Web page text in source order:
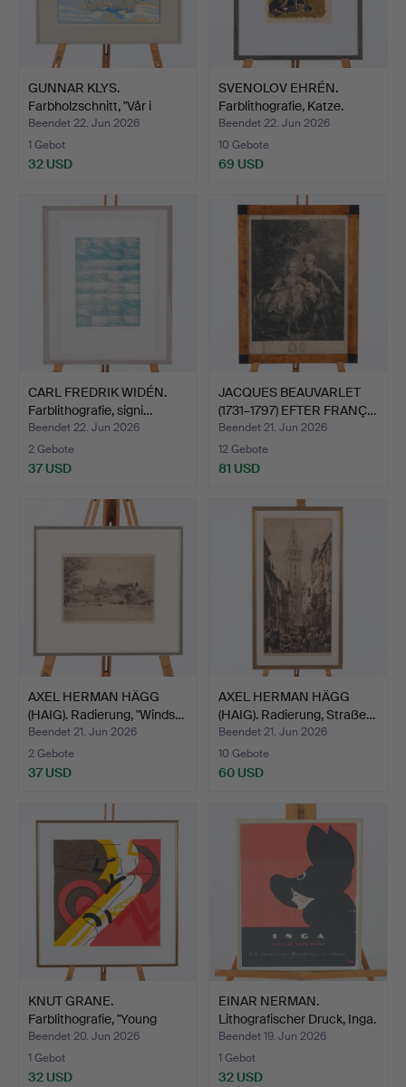
GUNNAR KLYS.
Farbholzschnitt, "Vår i
Marnä…
Beendet 22. Jun 2026
1 Gebot
32 USD
SVENOLOV EHRÉN.
Farblithografie, Katze.
Beendet 22. Jun 2026
10 Gebote
69 USD
CARL FREDRIK WIDÉN.
Farblithografie, signi…
Beendet 22. Jun 2026
2 Gebote
37 USD
JACQUES BEAUVARLET
(1731–1797) EFTER FRANÇ…
Beendet 21. Jun 2026
12 Gebote
81 USD
AXEL HERMAN HÄGG
(HAIG). Radierung, "Winds…
Beendet 21. Jun 2026
2 Gebote
37 USD
AXEL HERMAN HÄGG
(HAIG). Radierung, Straße…
Beendet 21. Jun 2026
10 Gebote
60 USD
KNUT GRANE.
Farblithografie, "Young
Blows"…
Beendet 20. Jun 2026
1 Gebot
32 USD
EINAR NERMAN.
Lithografischer Druck, Inga.
Beendet 19. Jun 2026
1 Gebot
32 USD